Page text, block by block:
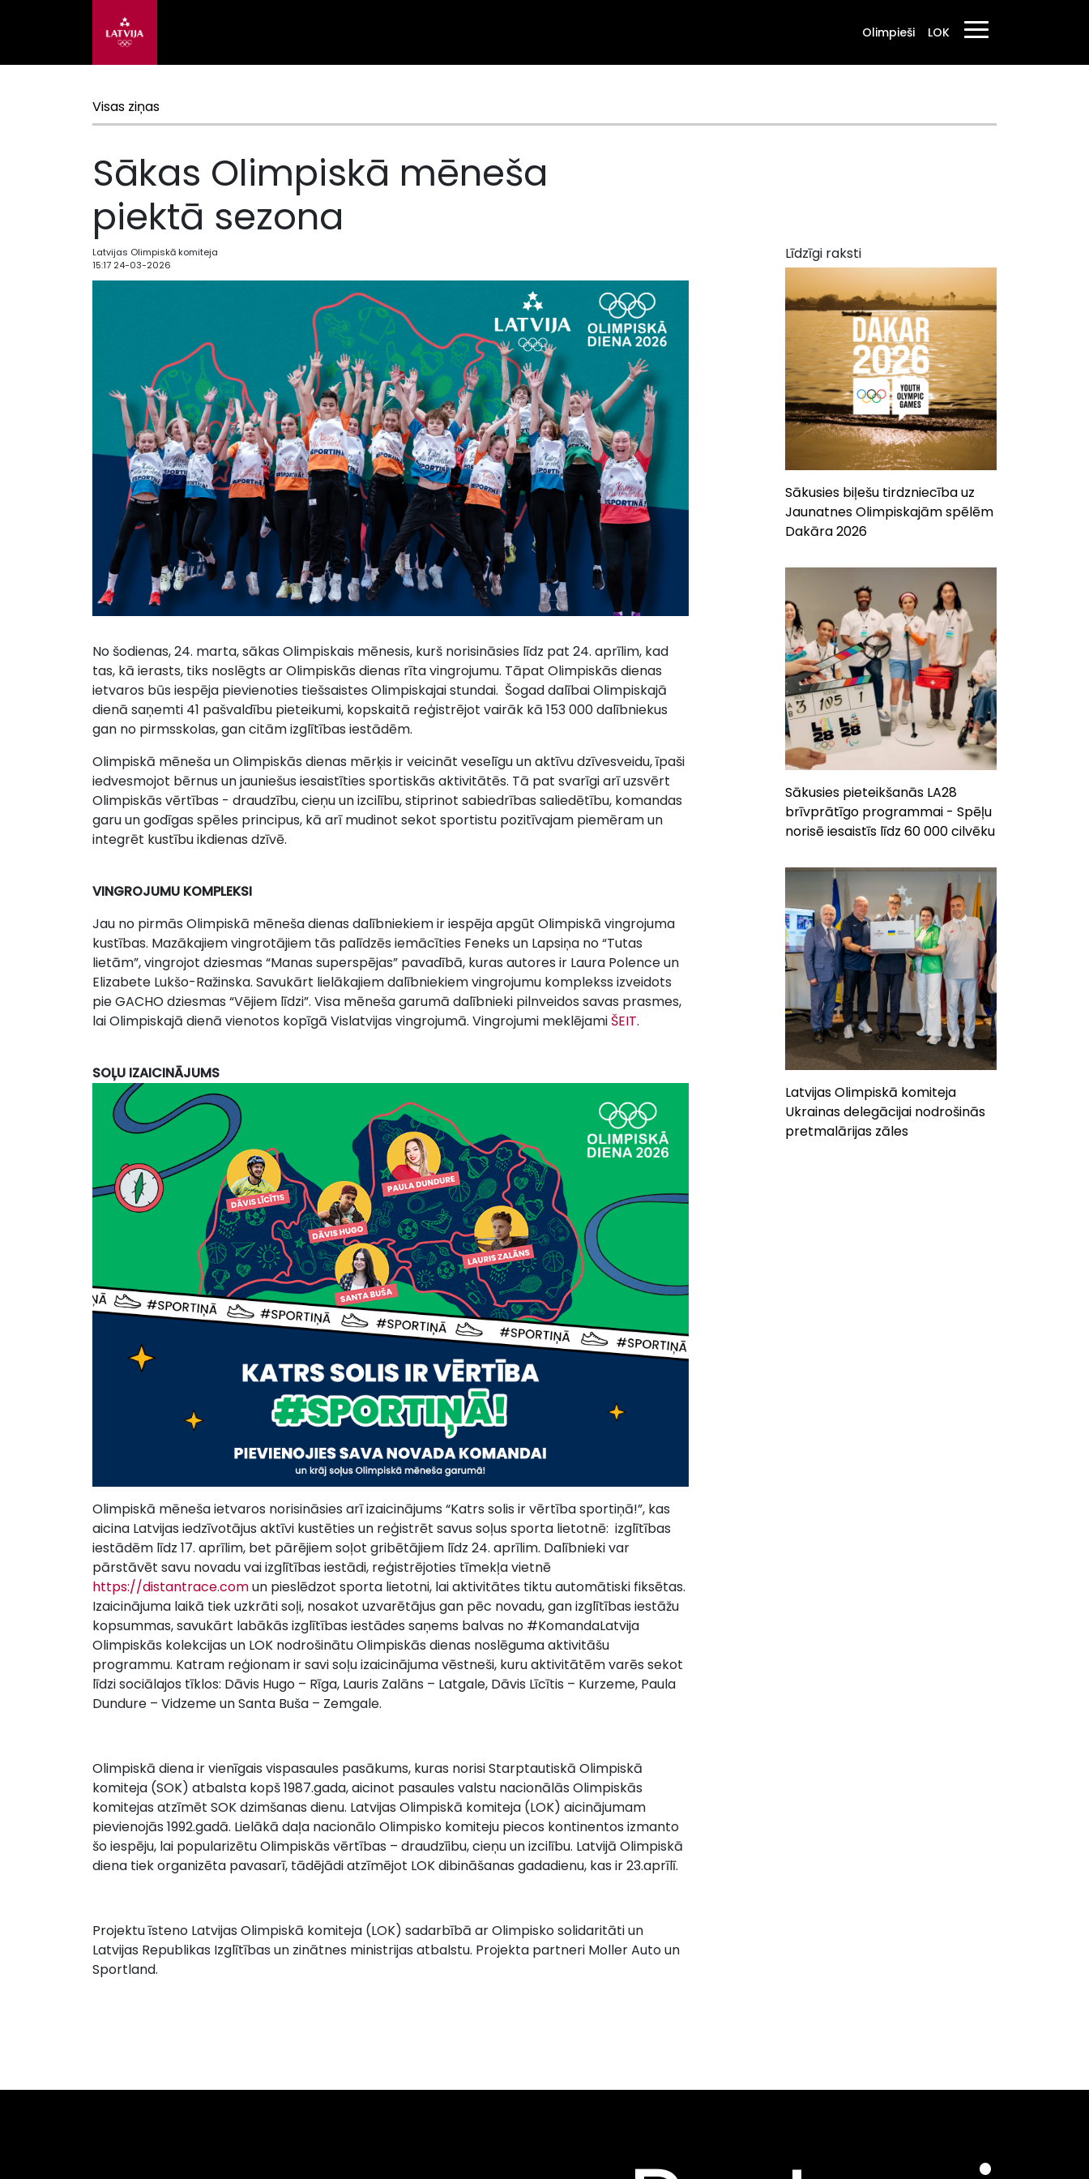
Olimpieši LOK
Visas ziņas
Sākas Olimpiskā mēneša
piektā sezona
Latvijas Olimpiskā komiteja
15:17 24-03-2026
No šodienas, 24. marta, sākas Olimpiskais mēnesis, kurš norisināsies līdz pat 24. aprīlim, kad
tas, kā ierasts, tiks noslēgts ar Olimpiskās dienas rīta vingrojumu. Tāpat Olimpiskās dienas
ietvaros būs iespēja pievienoties tiešsaistes Olimpiskajai stundai. Šogad dalībai Olimpiskajā
dienā saņemti 41 pašvaldību pieteikumi, kopskaitā reģistrējot vairāk kā 153 000 dalībniekus
gan no pirmsskolas, gan citām izglītības iestādēm.
Olimpiskā mēneša un Olimpiskās dienas mērķis ir veicināt veselīgu un aktīvu dzīvesveidu, īpaši
iedvesmojot bērnus un jauniešus iesaistīties sportiskās aktivitātēs. Tā pat svarīgi arī uzsvērt
Olimpiskās vērtības - draudzību, cieņu un izcilību, stiprinot sabiedrības saliedētību, komandas
garu un godīgas spēles principus, kā arī mudinot sekot sportistu pozitīvajam piemēram un
integrēt kustību ikdienas dzīvē.
VINGROJUMU KOMPLEKSI
Jau no pirmās Olimpiskā mēneša dienas dalībniekiem ir iespēja apgūt Olimpiskā vingrojuma
kustības. Mazākajiem vingrotājiem tās palīdzēs iemācīties Feneks un Lapsiņa no “Tutas
lietām”, vingrojot dziesmas “Manas superspējas” pavadībā, kuras autores ir Laura Polence un
Elizabete Lukšo-Ražinska. Savukārt lielākajiem dalībniekiem vingrojumu komplekss izveidots
pie GACHO dziesmas “Vējiem līdzi”. Visa mēneša garumā dalībnieki pilnveidos savas prasmes,
lai Olimpiskajā dienā vienotos kopīgā Vislatvijas vingrojumā. Vingrojumi meklējami ŠEIT.
SOĻU IZAICINĀJUMS
Olimpiskā mēneša ietvaros norisināsies arī izaicinājums “Katrs solis ir vērtība sportiņā!”, kas
aicina Latvijas iedzīvotājus aktīvi kustēties un reģistrēt savus soļus sporta lietotnē: izglītības
iestādēm līdz 17. aprīlim, bet pārējiem soļot gribētājiem līdz 24. aprīlim. Dalībnieki var
pārstāvēt savu novadu vai izglītības iestādi, reģistrējoties tīmekļa vietnē
https://distantrace.comun pieslēdzot sporta lietotni, lai aktivitātes tiktu automātiski fiksētas.
Izaicinājuma laikā tiek uzkrāti soļi, nosakot uzvarētājus gan pēc novadu, gan izglītības iestāžu
kopsummas, savukārt labākās izglītības iestādes saņems balvas no #KomandaLatvija
Olimpiskās kolekcijas un LOK nodrošinātu Olimpiskās dienas noslēguma aktivitāšu
programmu. Katram reģionam ir savi soļu izaicinājuma vēstneši, kuru aktivitātēm varēs sekot
līdzi sociālajos tīklos: Dāvis Hugo – Rīga, Lauris Zalāns – Latgale, Dāvis Līcītis – Kurzeme, Paula
Dundure – Vidzeme un Santa Buša – Zemgale.
Olimpiskā diena ir vienīgais vispasaules pasākums, kuras norisi Starptautiskā Olimpiskā
komiteja (SOK) atbalsta kopš 1987.gada, aicinot pasaules valstu nacionālās Olimpiskās
komitejas atzīmēt SOK dzimšanas dienu. Latvijas Olimpiskā komiteja (LOK) aicinājumam
pievienojās 1992.gadā. Lielākā daļa nacionālo Olimpisko komiteju piecos kontinentos izmanto
šo iespēju, lai popularizētu Olimpiskās vērtības – draudzīibu, cieņu un izcilību. Latvijā Olimpiskā
diena tiek organizēta pavasarī, tādējādi atzīmējot LOK dibināšanas gadadienu, kas ir 23.aprīlī.
Projektu īsteno Latvijas Olimpiskā komiteja (LOK) sadarbībā ar Olimpisko solidaritāti un
Latvijas Republikas Izglītības un zinātnes ministrijas atbalstu. Projekta partneri Moller Auto un
Sportland.
Līdzīgi raksti
Sākusies biļešu tirdzniecība uz
Jaunatnes Olimpiskajām spēlēm
Dakāra 2026
Sākusies pieteikšanās LA28
brīvprātīgo programmai - Spēļu
norisē iesaistīs līdz 60 000 cilvēku
Latvijas Olimpiskā komiteja
Ukrainas delegācijai nodrošinās
pretmalārijas zāles